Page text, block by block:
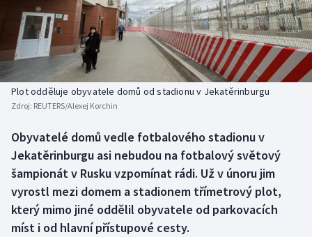
Baseball a softbal
Basketbal
Biatlon
Box
Curling
Dostihy
Soutěže
Historické návraty
Aplikace ČT sport
Plot odděluje obyvatele domů od stadionu v Jekatěrinburgu
Zdroj: REUTERS/Alexej Korchin
Obyvatelé domů vedle fotbalového stadionu v
Jekatěrinburgu asi nebudou na fotbalový světový
šampionát v Rusku vzpomínat rádi. Už v únoru jim
vyrostl mezi domem a stadionem třímetrový plot,
který mimo jiné oddělil obyvatele od parkovacích
míst i od hlavní přístupové cesty.